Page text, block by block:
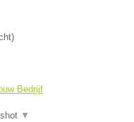
)
Bedrijf
▼